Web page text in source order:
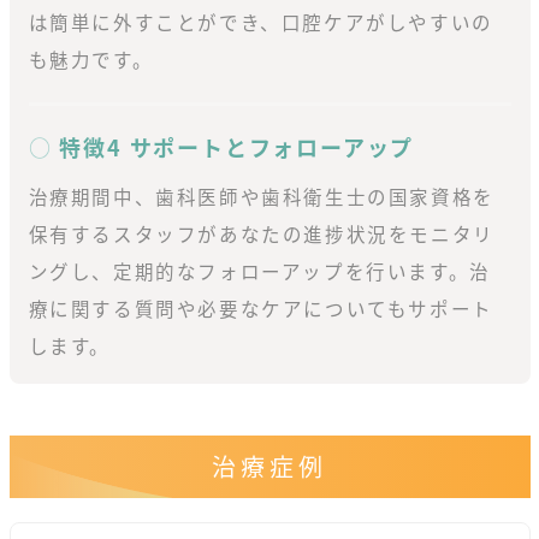
は簡単に外すことができ、口腔ケアがしやすいの
も魅力です。
特徴4 サポートとフォローアップ
治療期間中、歯科医師や歯科衛生士の国家資格を
保有するスタッフがあなたの進捗状況をモニタリ
ングし、定期的なフォローアップを行います。治
療に関する質問や必要なケアについてもサポート
します。
治療症例